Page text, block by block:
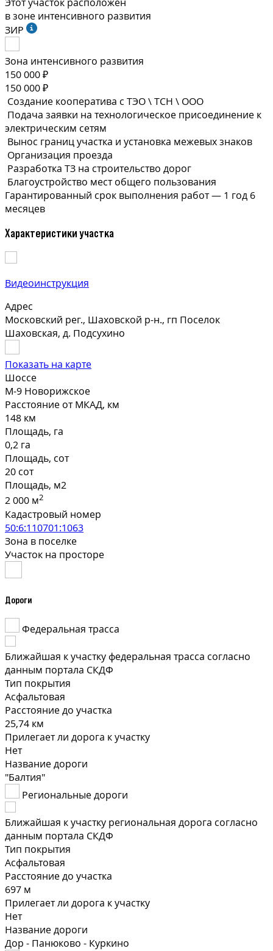
в зоне интенсивного развития
ЗИР
Зона интенсивного развития
150 000 ₽
150 000 ₽
Создание кооператива с ТЭО \ ТСН \ ООО
Подача заявки на технологическое присоединение к
электрическим сетям
Вынос границ участка и установка межевых знаков
Организация проезда
Разработка ТЗ на строительство дорог
Благоустройство мест общего пользования
Гарантированный срок выполнения работ — 1 год 6
месяцев
Характеристики участка
Видеоинструкция
Адрес
Московский рег., Шаховской р-н., гп Поселок
Шаховская, д. Подсухино
Показать на карте
Шоссе
М-9 Новорижское
Расстояние от МКАД, км
148 км
Площадь, га
0,2 га
Площадь, сот
20 сот
Площадь, м2
2 000 м2
Кадастровый номер
50:6:110701:1063
Зона в поселке
Участок на просторе
Дороги
Федеральная трасса
Ближайшая к участку федеральная трасса согласно
данным портала СКДФ
Тип покрытия
Асфальтовая
Расстояние до участка
25,74 км
Прилегает ли дорога к участку
Нет
Название дороги
"Балтия"
Региональные дороги
Ближайшая к участку региональная дорога согласно
данным портала СКДФ
Тип покрытия
Асфальтовая
Расстояние до участка
697 м
Прилегает ли дорога к участку
Нет
Название дороги
Дор - Панюково - Куркино